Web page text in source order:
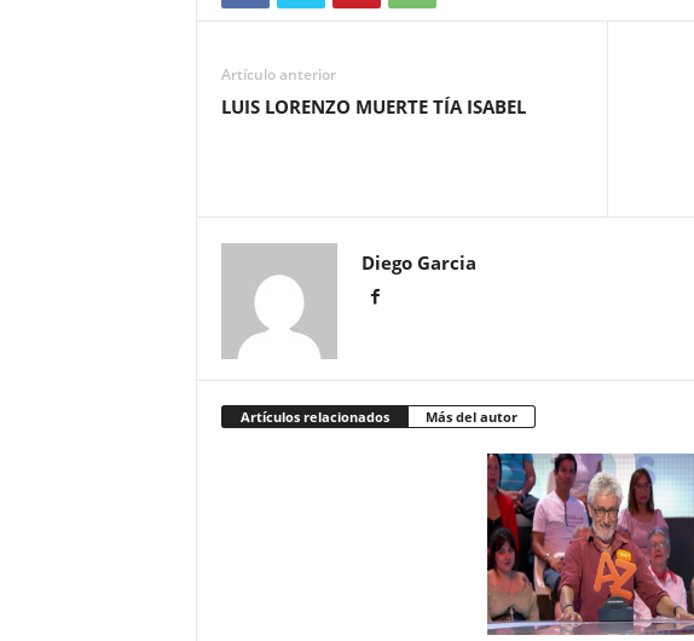
Artículo anterior
LUIS LORENZO MUERTE TÍA ISABEL
Diego Garcia
Artículos relacionados Más del autor